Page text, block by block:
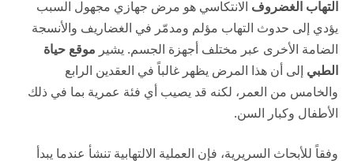
التهاب الغضروف الانتكاسي هو مرض جهازي مجهول السبب
يؤدي إلى حدوث التهاب مؤلم ومدمّر في الغضاريف والأنسجة
الضامة الأخرى عبر مختلف أجهزة الجسم. يشير موقع حياة
الطبي إلى أن هذا المرض يظهر غالباً في العقدين الرابع
والخامس من العمر، لكنه قد يصيب أي فئة عمرية بما في ذلك
الأطفال وكبار السن.
وفقاً للأبحاث السريرية، فإن العملية الالتهابية تنشأ عندما يبدأ